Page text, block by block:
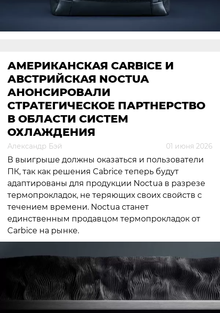
АМЕРИКАНСКАЯ CARBICE И
АВСТРИЙСКАЯ NOCTUA
АНОНСИРОВАЛИ
СТРАТЕГИЧЕСКОЕ ПАРТНЕРСТВО
В ОБЛАСТИ СИСТЕМ
ОХЛАЖДЕНИЯ
Александр Бэй 01 июня 2026
В выигрыше должны оказаться и пользователи
ПК, так как решения Cabrice теперь будут
адаптированы для продукции Noctua в разрезе
термопрокладок, не теряющих своих свойств с
течением времени. Noctua станет
единственным продавцом термопрокладок от
Carbice на рынке.